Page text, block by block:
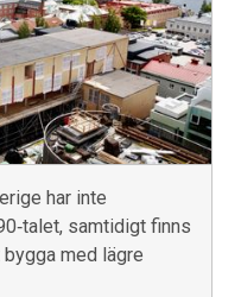
har inte
samtidigt finns
med lägre